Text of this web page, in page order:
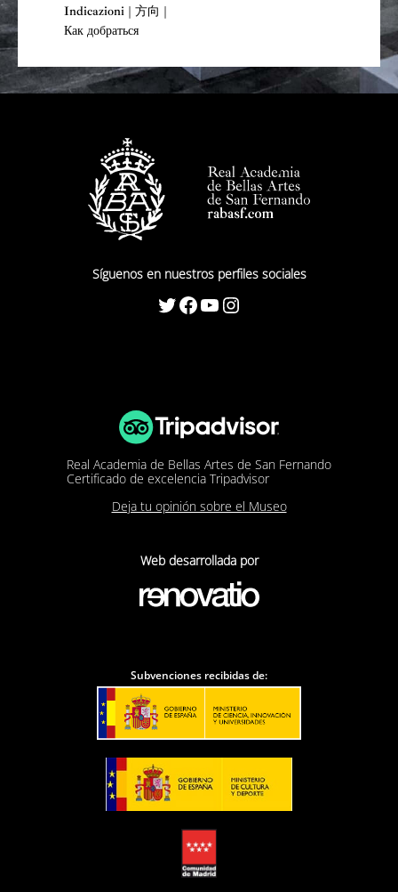
Indicazioni | 方向 |
Как добраться
Síguenos en nuestros perfiles sociales
Twitter Facebook YouTube Instagram
Real Academia de Bellas Artes de San Fernando
Certificado de excelencia Tripadvisor
Deja tu opinión sobre el Museo
Web desarrollada por
Subvenciones recibidas de: